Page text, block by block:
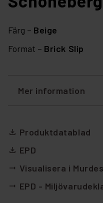
Färg – Beige
Format – Brick Slip
Mer information
file_download Produktdatablad
file_download EPD
arrow_right_alt Visualisera i
arrow_right_alt EPD -